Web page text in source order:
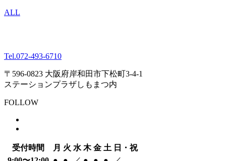
ALL
Tel.072-493-6710
〒596-0823 大阪府岸和田市下松町3-4-1
ステーションプラザしもまつ内
FOLLOW
受付時間 月 火 水 木 金 土 日・祝